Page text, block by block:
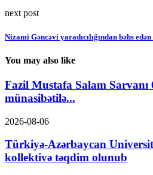
next post
Nizami Gəncəvi yaradıcılığından bəhs
You may also like
Fazil Mustafa Salam
münasibətilə...
2026-08-06
Türkiyə-Azərbaycan
kollektivə təqdim olunub